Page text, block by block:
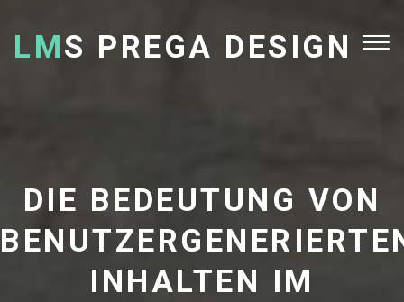
LMS PREGA DESIGN
DIE BEDEUTUNG VON
INHALTEN IM